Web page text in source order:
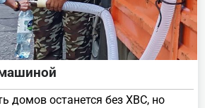
домов останется без ХВС, но